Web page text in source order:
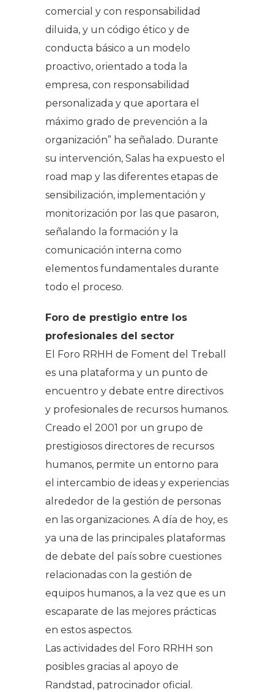
comercial y con responsabilidad
diluida, y un código ético y de
conducta básico a un modelo
proactivo, orientado a toda la
empresa, con responsabilidad
personalizada y que aportara el
máximo grado de prevención a la
organización” ha señalado. Durante
su intervención, Salas ha expuesto el
road map y las diferentes etapas de
sensibilización, implementación y
monitorización por las que pasaron,
señalando la formación y la
comunicación interna como
elementos fundamentales durante
todo el proceso.
Foro de prestigio entre los
profesionales del sector
El Foro RRHH de Foment del Treball
es una plataforma y un punto de
encuentro y debate entre directivos
y profesionales de recursos humanos.
Creado el 2001 por un grupo de
prestigiosos directores de recursos
humanos, permite un entorno para
el intercambio de ideas y experiencias
alrededor de la gestión de personas
en las organizaciones. A día de hoy, es
ya una de las principales plataformas
de debate del país sobre cuestiones
relacionadas con la gestión de
equipos humanos, a la vez que es un
escaparate de las mejores prácticas
en estos aspectos.
Las actividades del Foro RRHH son
posibles gracias al apoyo de
Randstad, patrocinador oficial.